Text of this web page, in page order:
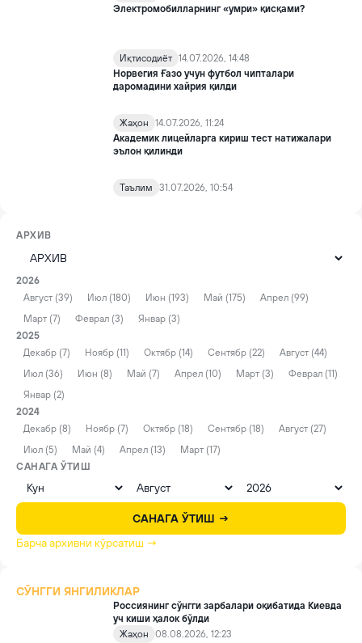
Электромобилларнинг «умри» қисқами?
Иқтисодиёт 14.07.2026, 14:48
Норвегия Ғазо учун футбол чипталари
даромадини хайрия қилди
Жаҳон
14.07.2026, 11:24
Академик лицейларга кириш тест натижалари
эълон қилинди
Таълим 31.07.2026, 10:54
АРХИВ
2026
Август (39)
Июл (180) Июн (193) Май (175)
Апрел (99)
Март (7)
Феврал (3)
Январ (3)
2025
Декабр (7)
Ноябр (11) Октябр (14) Сентябр (22)
Август (44)
Июл (36)
Июн (8) Май (7) Апрел (10) Март (3)
Феврал (11)
Январ (2)
2024
Декабр (8)
Ноябр (7) Октябр (18) Сентябр (18)
Август (27)
Июл (5)
Май (4) Апрел (13)
Март (17)
САНАГА ЎТИШ
САНАГА ЎТИШ →
Барча архивни кўрсатиш →
СЎНГГИ ЯНГИЛИКЛАР
Россиянинг сўнгги зарбалари оқибатида Киевда
уч киши ҳалок бўлди
Жаҳон
08.08.2026, 12:23